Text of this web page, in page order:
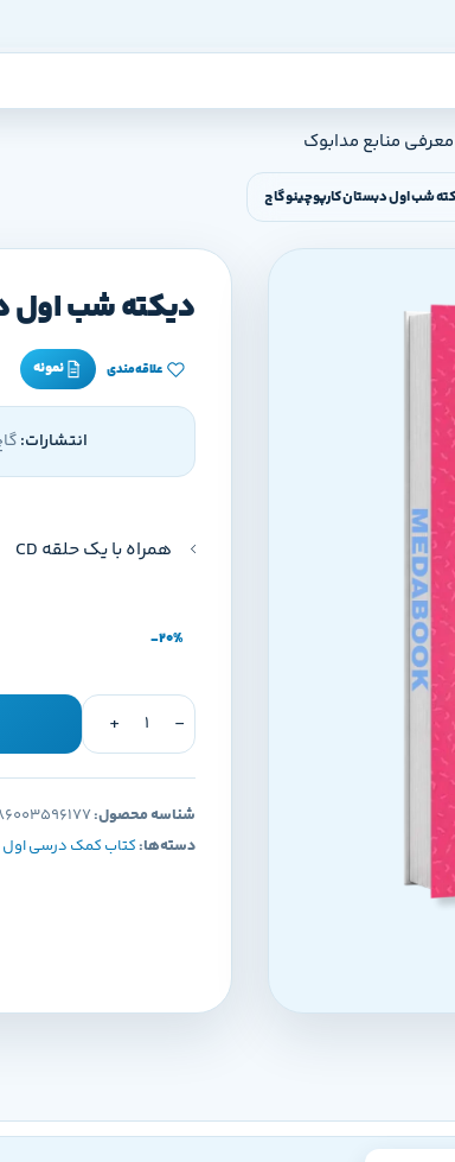
منابع مدابوک
شب اول دبستان کارپوچینو گاج
دیکته شب اول
علاقه‌مندی نمونه
انتشارات:
همراه با یک حلقه CD
-20%
شناسه محصول:
دسته‌ها: کتاب کمک درسی